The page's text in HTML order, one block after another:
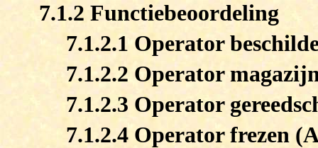
7.1.2 Functiebeoordeling
7.1.2.1 Operator
7.1.2.2 Operator
7.1.2.3 Operator
7.1.2.4 Operator frezen